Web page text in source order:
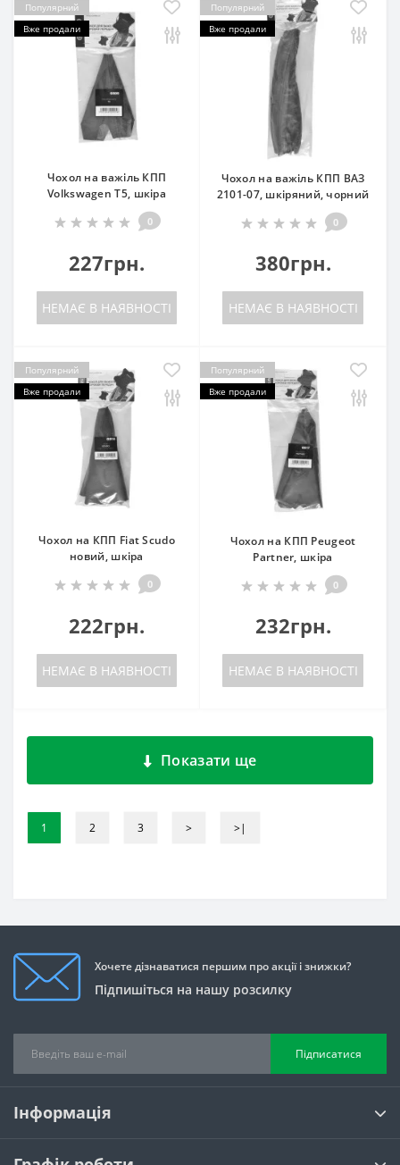
Популярний
Вже продали
Чохол на важіль КПП
Volkswagen T5, шкіра
0
227грн.
НЕМАЄ В НАЯВНОСТІ
Популярний
Вже продали
Чохол на важіль КПП ВАЗ
2101-07, шкіряний, чорний
0
380грн.
НЕМАЄ В НАЯВНОСТІ
Популярний
Вже продали
Чохол на КПП Fiat Scudo
новий, шкіра
0
222грн.
НЕМАЄ В НАЯВНОСТІ
Популярний
Вже продали
Чохол на КПП Peugeot
Partner, шкіра
0
232грн.
НЕМАЄ В НАЯВНОСТІ
Показати ще
1 2 3 > >|
Хочете дізнаватися першим про акції і знижки?
Підпишіться на нашу розсилку
Підписатися
Інформація